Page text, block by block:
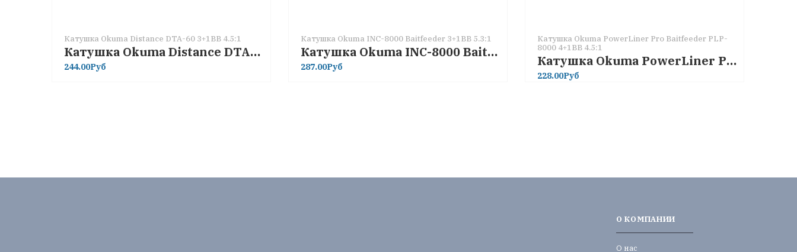
Катушка Okuma Distance DTA-60 3+1BB 4.5:1
Катушка Okuma Distance DTA-60 3+1BB 4.5:1
244.00Руб
Катушка Okuma INC-8000 Baitfeeder 3+1BB 5.3:1
Катушка Okuma INC-8000 Baitfeeder 3+1BB 5.3:1
287.00Руб
Катушка Okuma PowerLiner Pro Baitfeeder PLP-
8000 4+1BB 4.5:1
Катушка Okuma PowerLiner Pro Baitfeeder PLP-8000 4+1BB 4.5:1
228.00Руб
О КОМПАНИИ
О нас